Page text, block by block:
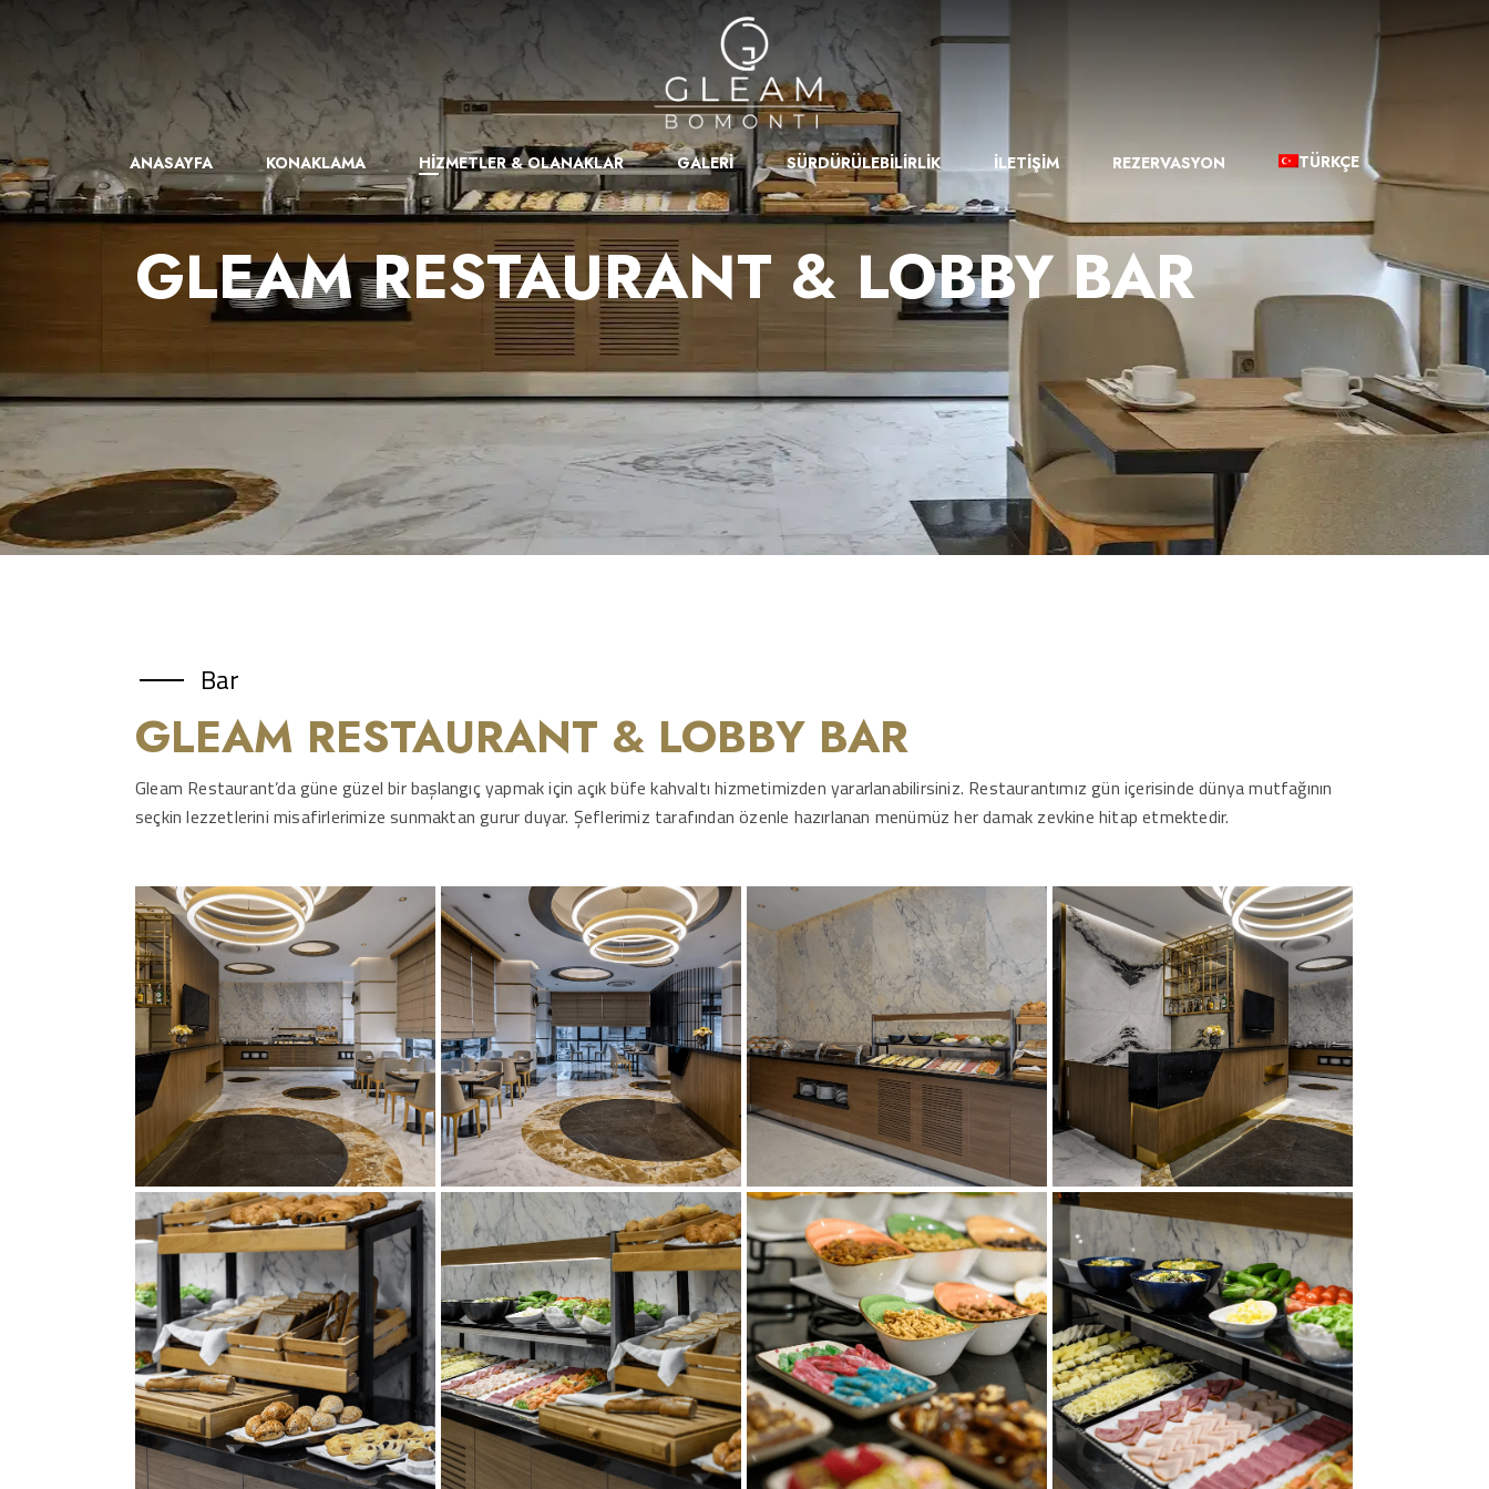
ANASAYFA KONAKLAMA HİZMETLER & OLANAKLAR GALERİ SÜRDÜRÜLEBİLİRLİK İLETİŞİM REZERVASYON TÜRKÇE
GLEAM RESTAURANT & LOBBY BAR
Bar
GLEAM RESTAURANT & LOBBY BAR
Gleam Restaurant’da güne güzel bir başlangıç yapmak için açık büfe kahvaltı hizmetimizden yararlanabilirsiniz. Restaurantımız gün içerisinde dünya mutfağının
seçkin lezzetlerini misafirlerimize sunmaktan gurur duyar. Şeflerimiz tarafından özenle hazırlanan menümüz her damak zevkine hitap etmektedir.